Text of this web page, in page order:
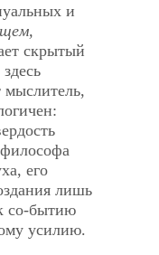
и
скрытый
его
лишь
со-бытию
усилию.